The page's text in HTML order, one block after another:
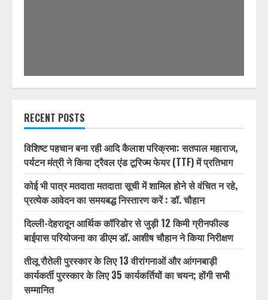
RECENT POSTS
विशिष्ट पहचान बना रही आदि कैलाश परिक्रमा: सतपाल महाराज,
पर्यटन मंत्री ने किया ट्रैवल एंड टूरिज्म फेयर (TTF) में प्रतिभाग
कोई भी पात्र मतदाता मतदाता सूची में शामिल होने से वंचित न रहे,
प्रत्येक आवेदन का समयबद्ध निस्तारण करें : डॉ. चौहान
दिल्ली-देहरादून आर्थिक कॉरिडोर से जुड़ी 12 किमी ग्रीनफील्ड
बाईपास परियोजना का डीएम डॉ. आशीष चौहान ने किया निरीक्षण
तीलू रौतेली पुरस्कार के लिए 13 वीरांगनाओं और आंगनबाड़ी
कार्यकर्ती पुरस्कार के लिए 35 कार्यकर्तियों का चयन; होंगी सभी
सम्मानित